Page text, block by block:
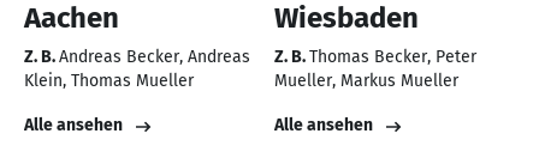
Aachen
Z. B.Andreas Becker Andreas
Klein Thomas Mueller
Alle ansehen
Wiesbaden
Z. B.Thomas Becker Peter
Mueller Markus Mueller
Alle ansehen